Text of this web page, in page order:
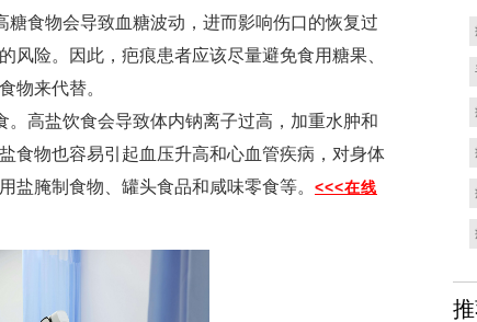
食物会导致血糖波动，进而影响伤口的恢复过
风险。因此，疤痕患者应该尽量避免食用糖果、
物来代替。
高盐饮食会导致体内钠离子过高，加重水肿和
食物也容易引起血压升高和心血管疾病，对身体
盐腌制食物、罐头食品和咸味零食等。 <<<在线